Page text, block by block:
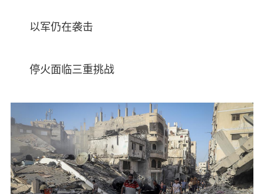
以军仍在袭击
停火面临三重挑战